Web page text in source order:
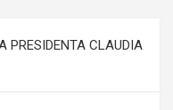
PRESIDENTA CLAUDIA